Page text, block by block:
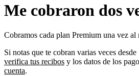
Me cobraron dos
Cobramos cada plan Premium una vez al
Si notas que te cobran varias veces
verifica tus recibos y los datos de los
cuenta.